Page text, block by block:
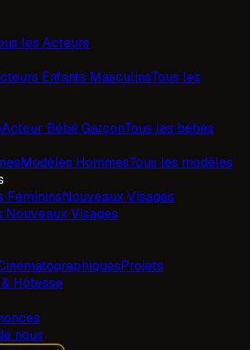
les Acteurs
Enfants MasculinsTous les
Acteur Bébé GarçonTous les bébés
Modèles HommesTous les modèles
FémininsNouveaux Visages
Nouveaux Visages
Projets
Hôtesse
nous